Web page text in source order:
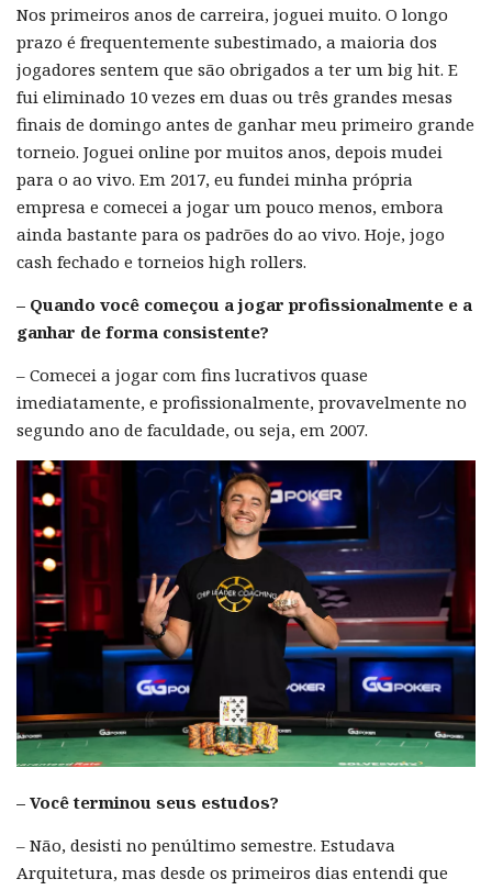
Nos primeiros anos de carreira, joguei muito. O longo
prazo é frequentemente subestimado, a maioria dos
jogadores sentem que são obrigados a ter um big hit. E
fui eliminado 10 vezes em duas ou três grandes mesas
finais de domingo antes de ganhar meu primeiro grande
torneio. Joguei online por muitos anos, depois mudei
para o ao vivo. Em 2017, eu fundei minha própria
empresa e comecei a jogar um pouco menos, embora
ainda bastante para os padrões do ao vivo. Hoje, jogo
cash fechado e torneios high rollers.
– Quando você começou a jogar profissionalmente e a
ganhar de forma consistente?
– Comecei a jogar com fins lucrativos quase
imediatamente, e profissionalmente, provavelmente no
segundo ano de faculdade, ou seja, em 2007.
– Você terminou seus estudos?
– Não, desisti no penúltimo semestre. Estudava
Arquitetura, mas desde os primeiros dias entendi que